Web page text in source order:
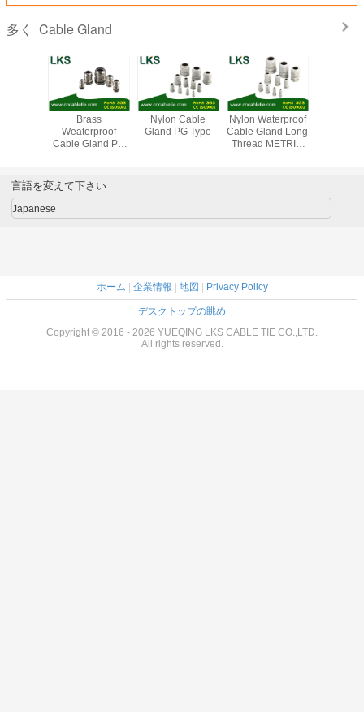
多く Cable Gland
Brass
Weaterproof
Cable Gland PG
Nylon Cable
Gland PG Type
Nylon Waterproof
Cable Gland Long
Thread METRIC
言語を変えて下さい
Japanese
ホーム 企業情報 地図 Privacy Policy
デスクトップの眺め
Copyright © 2016 - 2026 YUEQING LKS CABLE TIE CO.,LTD.
All rights reserved.